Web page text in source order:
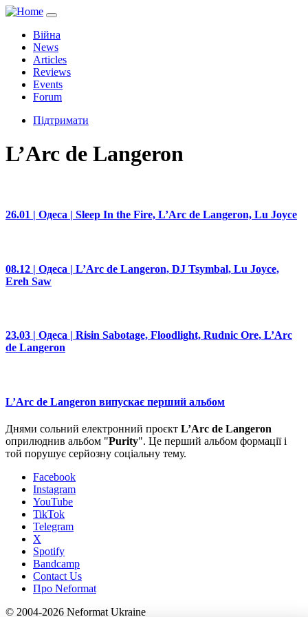
Війна
News
Articles
Reviews
Events
Forum
Підтримати
L’Arc de Langeron
26.01 | Одеса | Sleep In the Fire, L’Arc de Langeron, Lu Joyce
08.12 | Одеса | L’Arc de Langeron, DJ Tsymbal, Lu Joyce,
Ereh Saw
23.03 | Одеса | Risin Sabotage, Floodlight, Rudnic Ore, L’Arc
de Langeron
L’Arc de Langeron випускає перший альбом
Днями сольний електронний проєкт L’Arc de Langeron
оприлюднив альбом "Purity". Це перший альбом формації і
той порушує серйозну соціальну тему.
Facebook
Instagram
YouTube
TikTok
Telegram
X
Spotify
Bandcamp
Contact Us
Про Neformat
© 2004-2026 Neformat Ukraine